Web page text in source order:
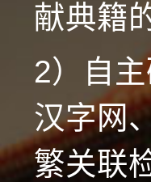
献典籍
2）自
汉字网
繁关联